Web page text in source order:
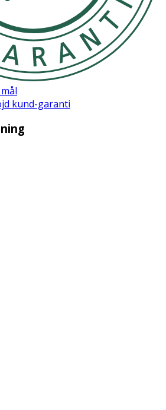
Oil Polyglyceryl-2
77891 Methicone
kund-garanti